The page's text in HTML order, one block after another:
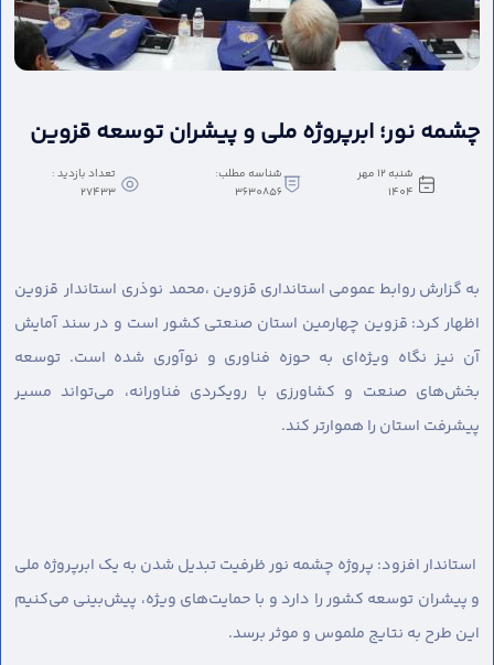
چشمه نور؛ ابرپروژه ملی و پیشران توسعه قزوین
شنبه 12 مهر
1404
شناسه مطلب:
3630856
تعداد بازدید :
27433
به گزارش روابط عمومی استانداری قزوین ،محمد نوذری استاندار قزوین
اظهار کرد: قزوین چهارمین استان صنعتی کشور است و در سند آمایش
آن نیز نگاه ویژه‌ای به حوزه فناوری و نوآوری شده است. توسعه
بخش‌های صنعت و کشاورزی با رویکردی فناورانه، می‌تواند مسیر
پیشرفت استان را هموارتر کند.
استاندار افزود: پروژه چشمه نور ظرفیت تبدیل شدن به یک ابرپروژه ملی
و پیشران توسعه کشور را دارد و با حمایت‌های ویژه، پیش‌بینی می‌کنیم
این طرح به نتایج ملموس و موثر برسد.